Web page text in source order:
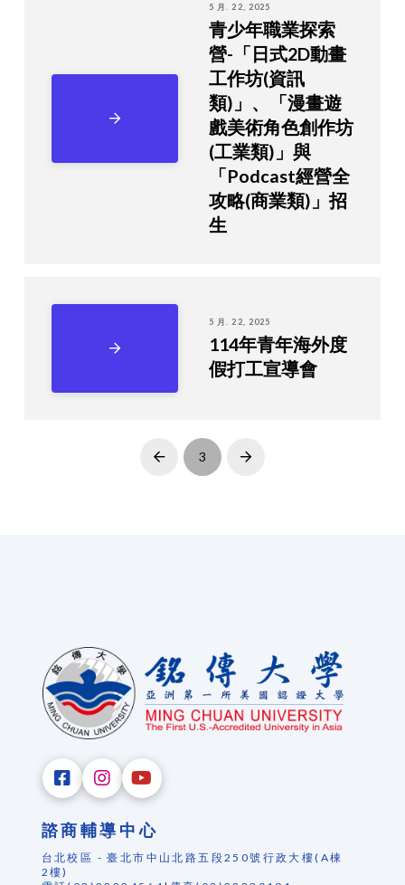
5 月. 22, 2025
青少年職業探索
營-「日式2D動畫
工作坊(資訊
類)」、「漫畫遊
戲美術角色創作坊
(工業類)」與
「Podcast經營全
攻略(商業類)」招
生
5 月. 22, 2025
114年青年海外度
假打工宣導會
Prev 3 Next
諮商輔導中心
台北校區 - 臺北市中山北路五段250號行政大樓(A棟
2樓)